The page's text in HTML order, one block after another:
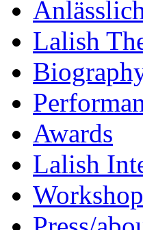
Lalish
Awards
Lalish